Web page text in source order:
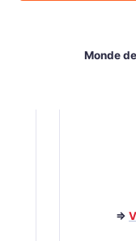
Monde
=>